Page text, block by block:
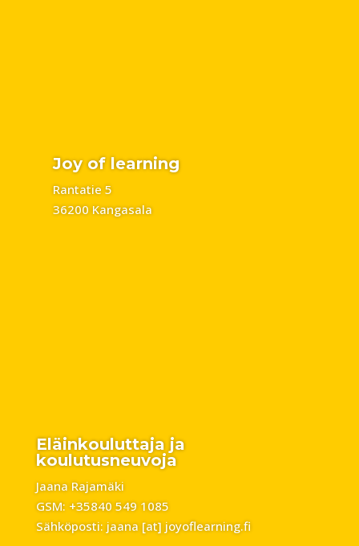
Joy of learning
Rantatie 5
36200 Kangasala
Eläinkouluttaja ja
koulutusneuvoja
Jaana Rajamäki
GSM: +35840 549 1085
Sähköposti: jaana [at] joyoflearning.fi